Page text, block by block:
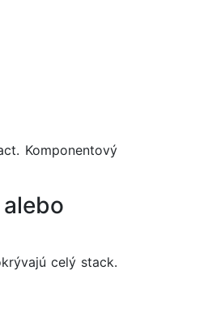
Komponentový
celý stack.